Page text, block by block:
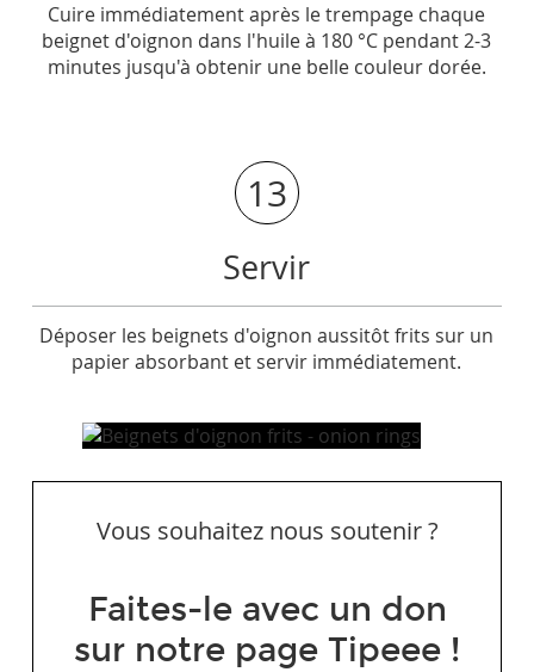
Cuire immédiatement après le trempage chaque
beignet d'oignon dans l'huile à 180 °C pendant 2-3
minutes jusqu'à obtenir une belle couleur dorée.
13
Servir
Déposer les beignets d'oignon aussitôt frits sur un
papier absorbant et servir immédiatement.
Vous souhaitez nous soutenir ?
Faites-le avec un don
sur notre page Tipeee !